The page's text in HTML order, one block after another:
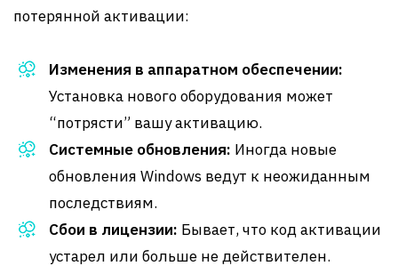
потерянной активации:
Изменения в аппаратном обеспечении:
Установка нового оборудования может
“потрясти” вашу активацию.
Системные обновления: Иногда новые
обновления Windows ведут к неожиданным
последствиям.
Сбои в лицензии: Бывает, что код активации
устарел или больше не действителен.